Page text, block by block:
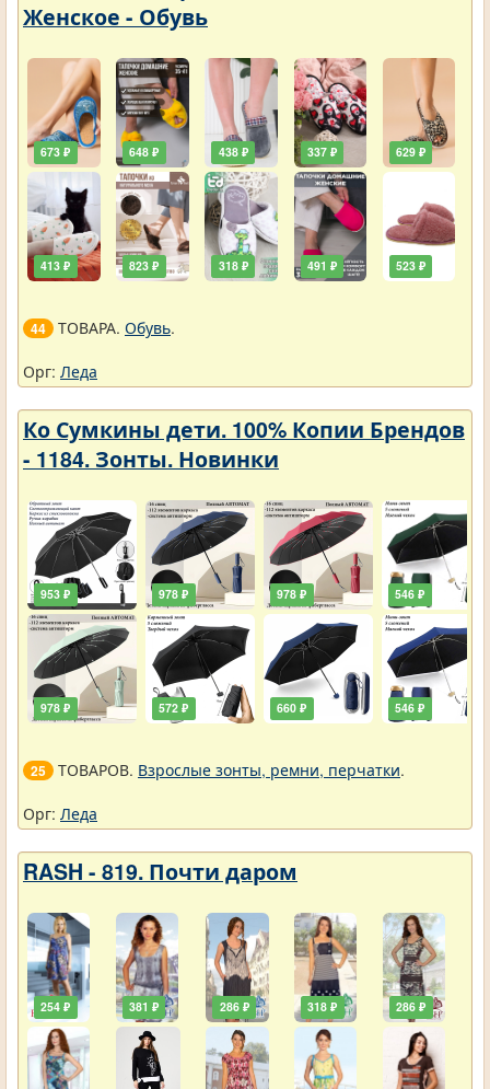
Женское - Обувь
673 ₽
413 ₽
648 ₽
823 ₽
438 ₽
318 ₽
337 ₽
491 ₽
629 ₽
523 ₽
44 ТОВАРА. Обувь.
Орг: Леда
Ко Сумкины дети. 100% Копии Брендов
- 1184. Зонты. Новинки
953 ₽
978 ₽
978 ₽
572 ₽
978 ₽
660 ₽
546 ₽
546 ₽
25 ТОВАРОВ. Взрослые зонты, ремни, перчатки.
Орг: Леда
RASH - 819. Почти даром
254 ₽ 381 ₽ 286 ₽ 318 ₽ 286 ₽